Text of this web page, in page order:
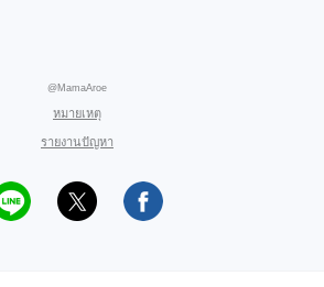
@MamaAroe
หมายเหตุ
รายงานปัญหา